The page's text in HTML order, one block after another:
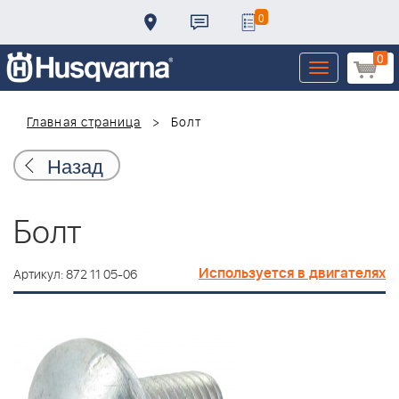
0
0
Toggle
navigation
Главная страница
Болт
Назад
Болт
Артикул: 872 11 05-06 Используется в двигателях